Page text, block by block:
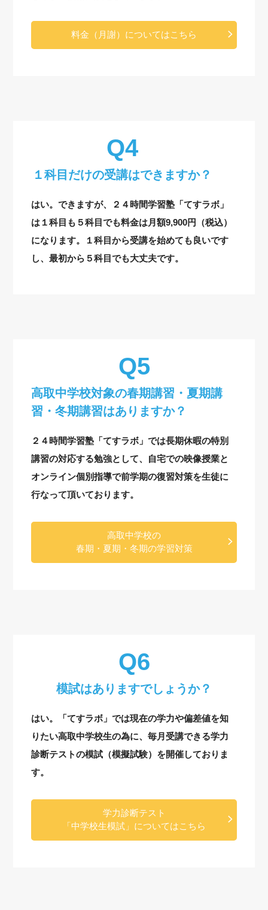
料金（月謝）についてはこちら
１科目だけの受講はできますか？
はい。できますが、２４時間学習塾「てすラボ」
は１科目も５科目でも料金は月額9,900円（税込）
になります。１科目から受講を始めても良いです
し、最初から５科目でも大丈夫です。
高取中学校対象の春期講習・夏期講
習・冬期講習はありますか？
２４時間学習塾「てすラボ」では長期休暇の特別
講習の対応する勉強として、自宅での映像授業と
オンライン個別指導で前学期の復習対策を生徒に
行なって頂いております。
高取中学校の
春期・夏期・冬期の学習対策
模試はありますでしょうか？
はい。「てすラボ」では現在の学力や偏差値を知
りたい高取中学校生の為に、毎月受講できる学力
診断テストの模試（模擬試験）を開催しておりま
す。
学力診断テスト
「中学校生模試」についてはこちら